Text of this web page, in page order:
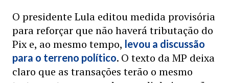
O presidente Lula editou medida provisória
para reforçar que não haverá tributação do
Pix e, ao mesmo tempo, levou a discussão
para o terreno político. O texto da MP deixa
claro que as transações terão o mesmo